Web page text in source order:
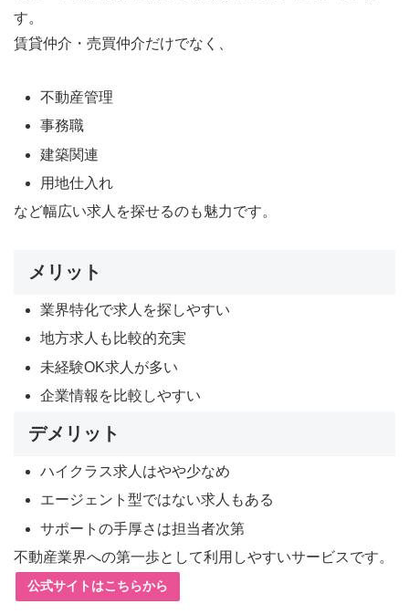
す。
賃貸仲介・売買仲介だけでなく、
不動産管理
事務職
建築関連
用地仕入れ
など幅広い求人を探せるのも魅力です。
メリット
業界特化で求人を探しやすい
地方求人も比較的充実
未経験OK求人が多い
企業情報を比較しやすい
デメリット
ハイクラス求人はやや少なめ
エージェント型ではない求人もある
サポートの手厚さは担当者次第
不動産業界への第一歩として利用しやすいサービスです。
公式サイトはこちらから